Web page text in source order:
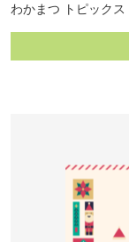
わかまつ トピックス